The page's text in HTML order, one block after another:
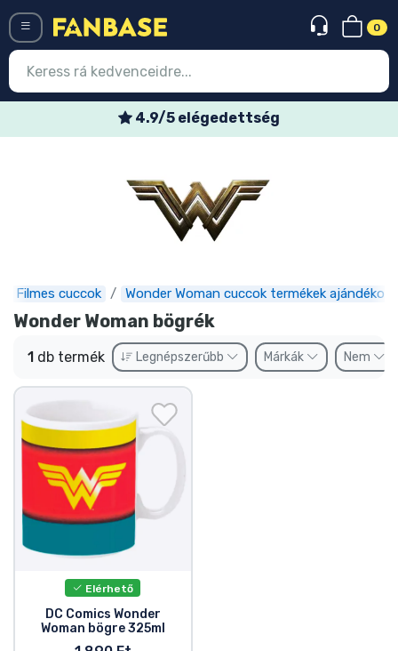
0
4.9/5 elégedettség
Filmes cuccok Wonder Woman cuccok termékek ajándékok
Wonder Woman bögrék
1 db termék Legnépszerűbb Márkák Nem
Elérhető
DC Comics Wonder
Woman bögre 325ml
Legújabb cuccok
Express szállítás
Előrendelhető cuccok
Outlet cuccok
Ajándékkártya
Szállítás és fizetés
Sorozatos cuccok
Filmes cuccok
Mesés cuccok